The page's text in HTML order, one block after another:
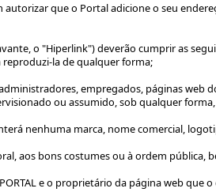
que o Portal adicione o seu
o "Hiperlink") deverão cumprir as
la de qualquer forma;
empregados, páginas web
ou assumido, sob qualquer
nenhuma marca, nome comercial,
aos bons costumes ou à ordem pública,
e o proprietário da página web que